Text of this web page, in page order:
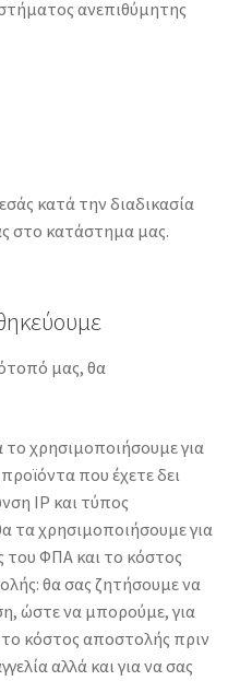
ανεπιθύμητης
κατά την διαδικασία
στο κατάστημα μας.
μας, θα
το χρησιμοποιήσουμε για
που έχετε δει
IP και τύπος
τα χρησιμοποιήσουμε για
ΦΠΑ και το κόστος
θα σας ζητήσουμε να
ώστε να μπορούμε, για
κόστος αποστολής πριν
αλλά και για να σας